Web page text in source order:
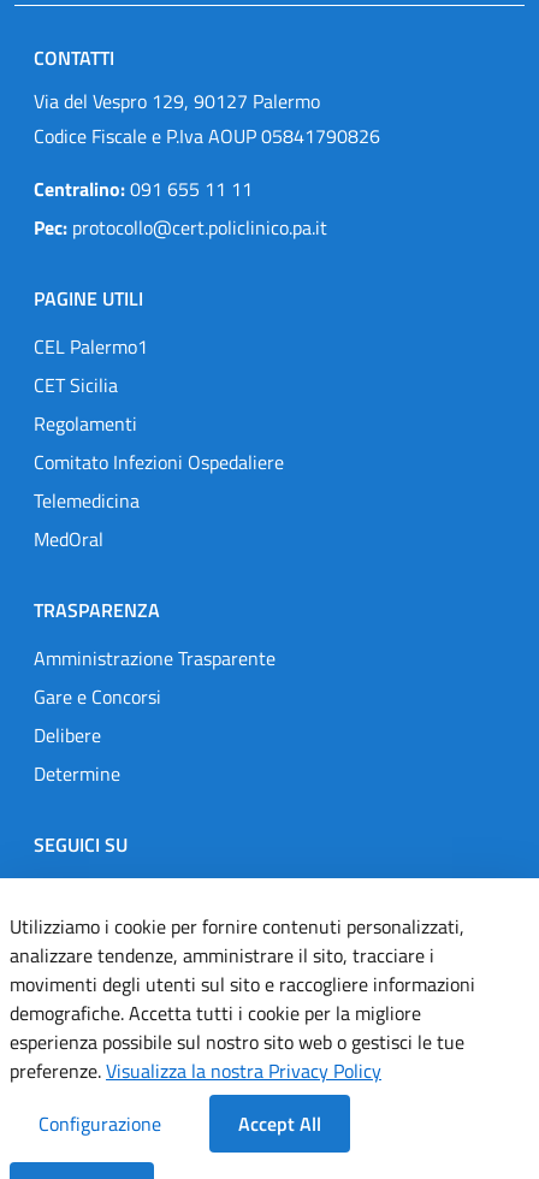
CONTATTI
Via del Vespro 129, 90127 Palermo
Codice Fiscale e P.Iva AOUP 05841790826
Centralino:091 655 11 11
Pec: protocollo@cert.policlinico.pa.it
PAGINE UTILI
CEL Palermo1
CET Sicilia
Regolamenti
Comitato Infezioni Ospedaliere
Telemedicina
MedOral
TRASPARENZA
Amministrazione Trasparente
Gare e Concorsi
Delibere
Determine
SEGUICI SU
Designers Italia
TwitterInstagramYoutubeLinkedin
Dichiarazione di accessibilità
Informativa cookie
Note legali
Utilizziamo i cookie per fornire contenuti personalizzati,
analizzare tendenze, amministrare il sito, tracciare i
movimenti degli utenti sul sito e raccogliere informazioni
demografiche. Accetta tutti i cookie per la migliore
esperienza possibile sul nostro sito web o gestisci le tue
preferenze.Visualizza la nostra Privacy Policy
Configurazione
Accept All